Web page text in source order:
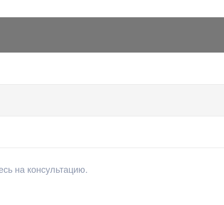
на консультацию.